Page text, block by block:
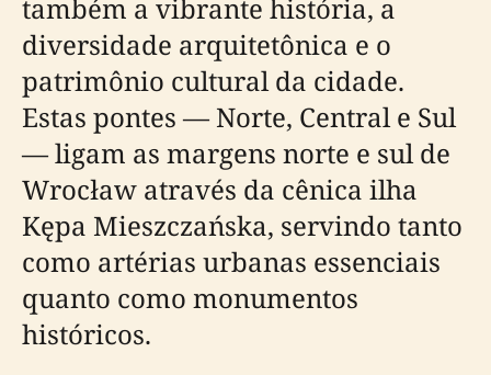
também a vibrante história, a
diversidade arquitetônica e o
patrimônio cultural da cidade.
Estas pontes — Norte, Central e Sul
— ligam as margens norte e sul de
Wrocław através da cênica ilha
Kępa Mieszczańska, servindo tanto
como artérias urbanas essenciais
quanto como monumentos
históricos.